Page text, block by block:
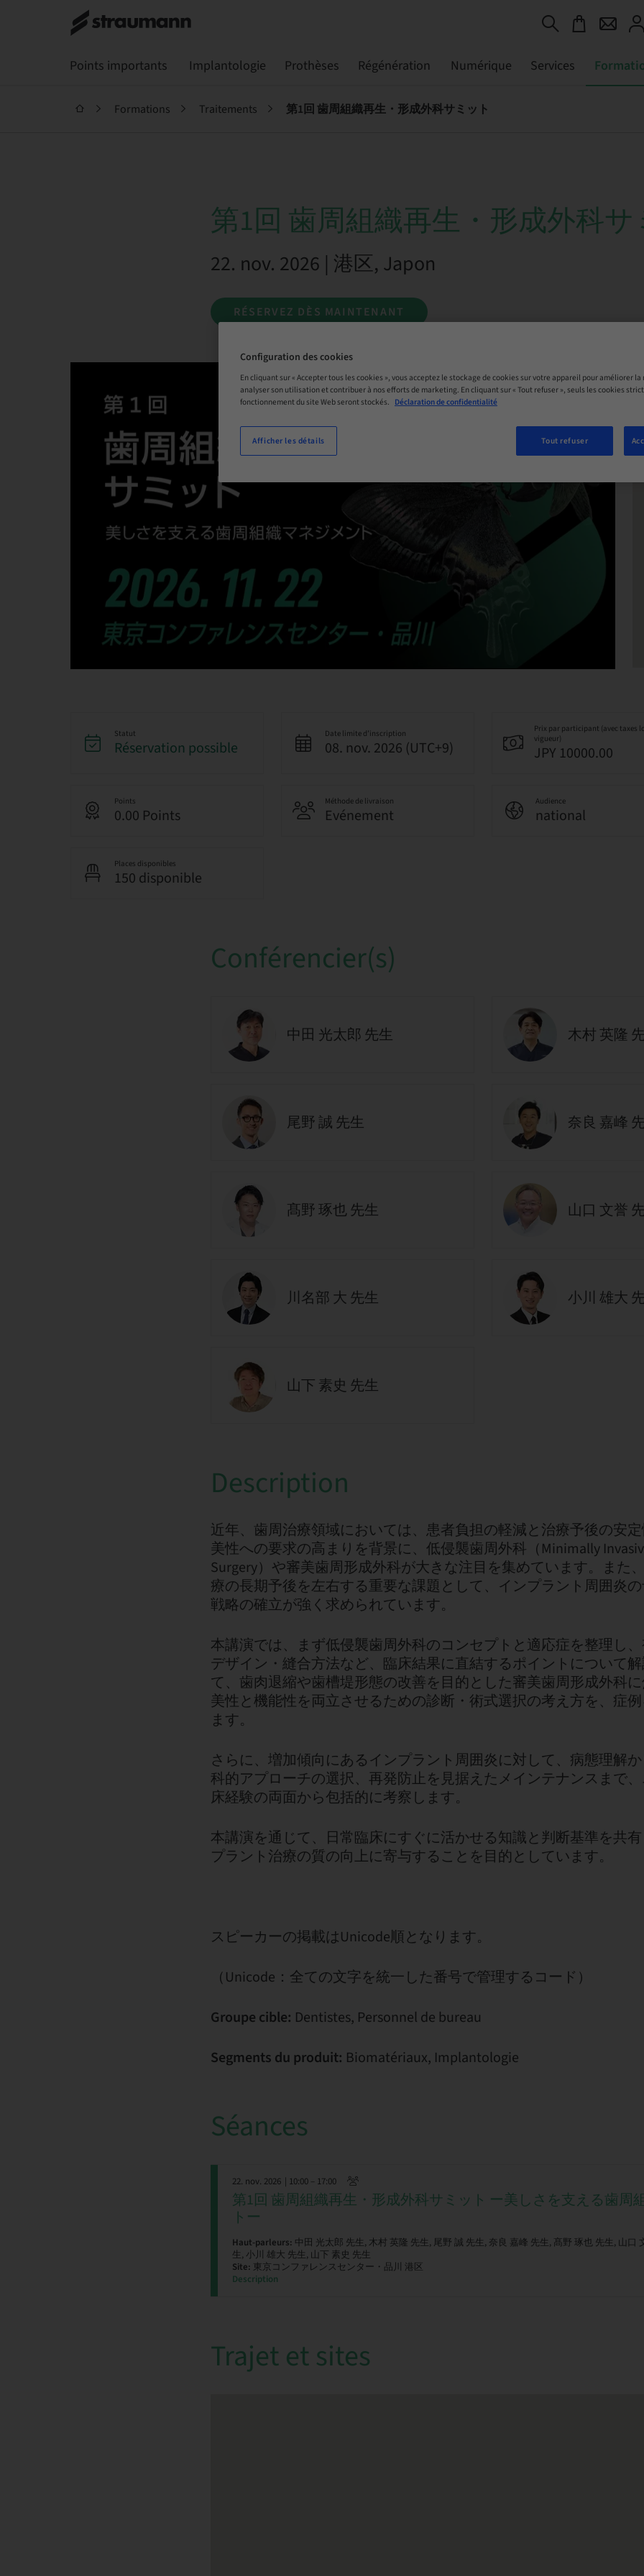
Points importants Implantologie Prothèses Régénération Numérique Services
Formations Traitements 第1回 歯周組織再生・形成外科サミット
第1回 歯周組織再生・形成外科サ
22. nov. 2026 | 港区, Japon
RÉSERVEZ DÈS MAINTENANT
Statut
Réservation possible
Date limite d’inscription
08. nov. 2026 (UTC+9)
Prix par participant (avec taxes
vigueur)
JPY 10000.00
Points
0.00 Points
Méthode de livraison
Evénement
Audience
national
Places disponibles
150 disponible
Conférencier(s)
中田 光太郎 先生 木村 英隆
尾野 誠 先生 奈良 嘉峰
髙野 琢也 先生 山口 文誉
川名部 大 先生 小川 雄大
山下 素史 先生
Description
近年、歯周治療領域においては、患者負担の軽減と治療予後の安
美性への要求の高まりを背景に、低侵襲歯周外科（Minimally
Surgery）や審美歯周形成外科が大きな注目を集めています。また
療の長期予後を左右する重要な課題として、インプラント周囲炎
戦略の確立が強く求められています。
本講演では、まず低侵襲歯周外科のコンセプトと適応症を整理し
デザイン・縫合方法など、臨床結果に直結するポイントについて
て、歯肉退縮や歯槽堤形態の改善を目的とした審美歯周形成外科
美性と機能性を両立させるための診断・術式選択の考え方を、症
ます。
さらに、増加傾向にあるインプラント周囲炎に対して、病態理解
科的アプローチの選択、再発防止を見据えたメインテナンスまで
床経験の両面から包括的に考察します。
本講演を通じて、日常臨床にすぐに活かせる知識と判断基準を共
プラント治療の質の向上に寄与することを目的としています。
スピーカーの掲載はUnicode順となります。
（Unicode：全ての文字を統一した番号で管理するコード）
Groupe cible: Dentistes, Personnel de bureau
Segments du produit: Biomatériaux, Implantologie
Séances
22. nov. 2026 | 10:00 – 17:00
第1回 歯周組織再生・形成外科サミット ー美しさを支える歯周
トー
Haut-parleurs: 中田 光太郎 先生, 木村 英隆 先生, 尾野 誠 先生, 奈良 嘉峰 先生, 髙野 琢也 先生, 山口
生, 小川 雄大 先生, 山下 素史 先生
Site: 東京コンファレンスセンター・品川 港区
Description
Trajet et sites
Configuration des cookies
En cliquant sur « Accepter tous les cookies », vous acceptez le stockage de cookies sur votre appareil pour améliorer
analyser son utilisation et contribuer à nos efforts de marketing. En cliquant sur « Tout refuser », seuls les cookies
fonctionnement du site Web seront stockés. Déclaration de confidentialité
Tout refuser
Afficher les détails